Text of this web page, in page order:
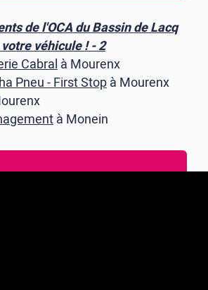
de l'OCA du Bassin de Lacq
véhicule ! - 2
Cabralà Mourenx
Pneu - First Stopà Mourenx
à Monein